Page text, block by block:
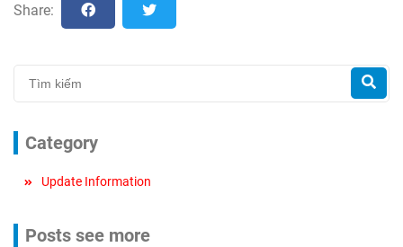
Share:
Category
Update Information
Posts see more